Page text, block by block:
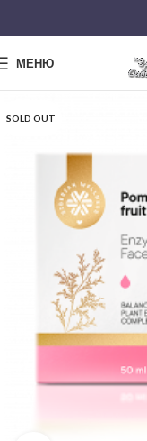
МЕНЮ
SOLD OUT